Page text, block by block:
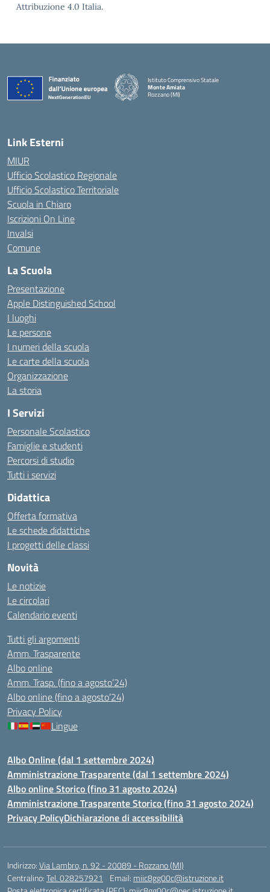
Attribuzione 4.0 Italia.
Istituto Comprensivo Statale
Monte Amiata
Rozzano (MI)
Link Esterni
MIUR
Ufficio Scolastico Regionale
Ufficio Scolastico Territoriale
Scuola in Chiaro
Iscrizioni On Line
Invalsi
Comune
La Scuola
Presentazione
Apple Distinguished School
I luoghi
Le persone
I numeri della scuola
Le carte della scuola
Organizzazione
La storia
I Servizi
Personale Scolastico
Famiglie e studenti
Percorsi di studio
Tutti i servizi
Didattica
Offerta formativa
Le schede didattiche
I progetti delle classi
Novità
Le notizie
Le circolari
Calendario eventi
Tutti gli argomenti
Amm. Trasparente
Albo online
Amm. Trasp. (fino a agosto’24)
Albo online (fino a agosto’24)
Privacy Policy
Lingue
Albo Online (dal 1 settembre 2024)
Amministrazione Trasparente (dal 1 settembre 2024)
Albo online Storico (fino 31 agosto 2024)
Amministrazione Trasparente Storico (fino 31 agosto 2024)
Privacy PolicyDichiarazione di accessibilità
Indirizzo:Via Lambro, n. 92 - 20089 - Rozzano (MI)
Centralino:Tel. 028257921 Email: miic8gg00c@istruzione.it